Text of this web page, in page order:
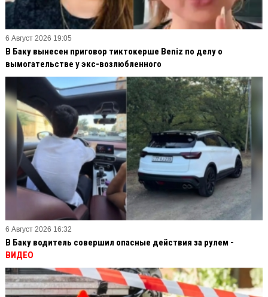
6 Август 2026 19:05
В Баку вынесен приговор тиктокерше Beniz по делу о
вымогательстве у экс-возлюбленного
6 Август 2026 16:32
В Баку водитель совершил опасные действия за рулем -
ВИДЕО